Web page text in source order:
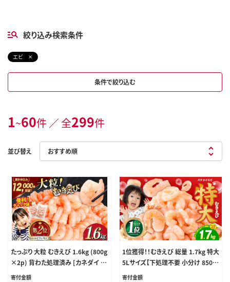
絞り込み検索条件
エビ
条件で絞り込む
1~60件 ／ 全299件
並び替え
たっぷり 大粒 むきえび 1.6kg (800g
×2p) 背わた処理済み [カネダイ 宮
城県 気仙沼市 20564351] えび 冷
寄付金額
1位獲得！！むきえび 総量 1.7kg 特大
5Lサイズ【下処理不要 小分け 850g
×2P 訳あり サイズ不揃い バナメイ
寄付金額